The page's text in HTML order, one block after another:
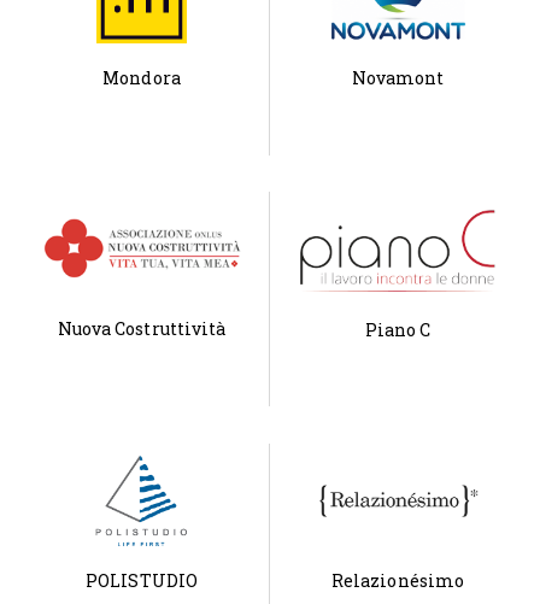
Mondora Novamont
Nuova Costruttività Piano C
POLISTUDIO Relazionésimo